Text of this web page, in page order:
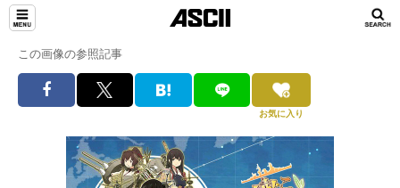
この画像の参照記事
お気に入り